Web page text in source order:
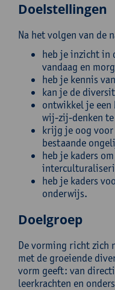
Doelstellingen
Na het volgen van de
heb je inzicht in
vandaag en
heb je kennis
kan je de
ontwikkel je
wij-zij-denken te
krijg je oog voor
bestaande
heb je kaders
heb je kaders
onderwijs.
Doelgroep
De vorming richt zich
met de groeiende
vorm geeft: van
leerkrachten en